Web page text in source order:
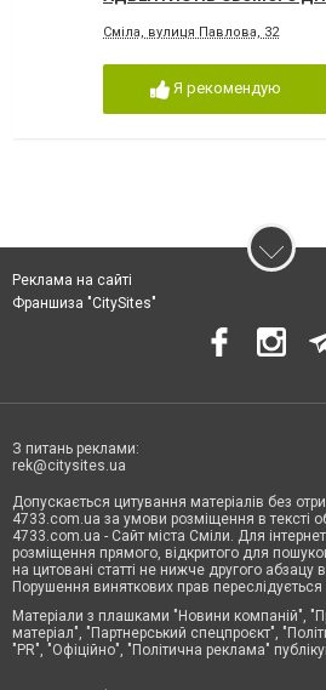
Сміла, вулиця Павлова, 32
Я рекомендую
Реклама на сайті
Франшиза "CitySites"
З питань реклами:
rek@citysites.ua
Допускається цитування матеріалів без
4733.com.ua за умови розміщення в тексті
4733.com.ua - Сайт міста Сміли. Для
розміщення прямого, відкритого для
на цитовані статті не нижче другого абзацу
Порушення виняткових прав
Матеріали з плашками "Новини компаній",
матеріал", "Партнерський спецпроєкт",
"PR", "Офіційно", "Політична реклама"